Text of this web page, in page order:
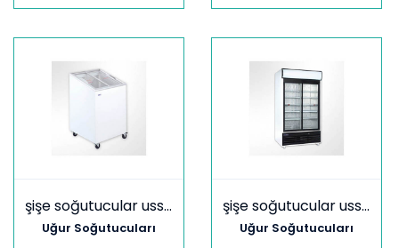
şişe soğutucular uss 100 sce
Uğur Soğutucuları
şişe soğutucular uss 1000 dıkl
Uğur Soğutucuları